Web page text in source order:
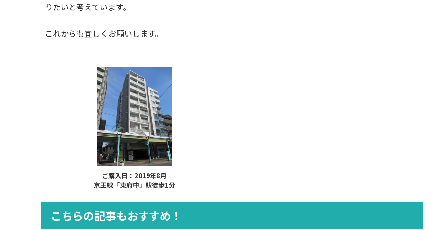
りたいと考えています。
これからも宜しくお願いします。
ご購入日：2019年8月
京王線「東府中」駅徒歩1分
こちらの記事もおすすめ！